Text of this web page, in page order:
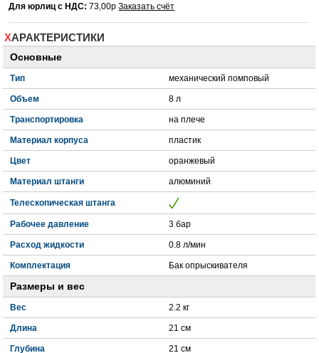
Для юрлиц с НДС: 73,00рЗаказать счёт
ХАРАКТЕРИСТИКИ
Основные
Тип механический помповый
Объем 8 л
Транспортировка на плече
Материал корпуса пластик
Цвет оранжевый
Материал штанги алюминий
Телескопическая штанга
Рабочее давление 3 бар
Расход жидкости 0.8 л/мин
Комплектация Бак опрыскивателя
Размеры и вес
Вес 2.2 кг
Длина 21 см
Глубина 21 см